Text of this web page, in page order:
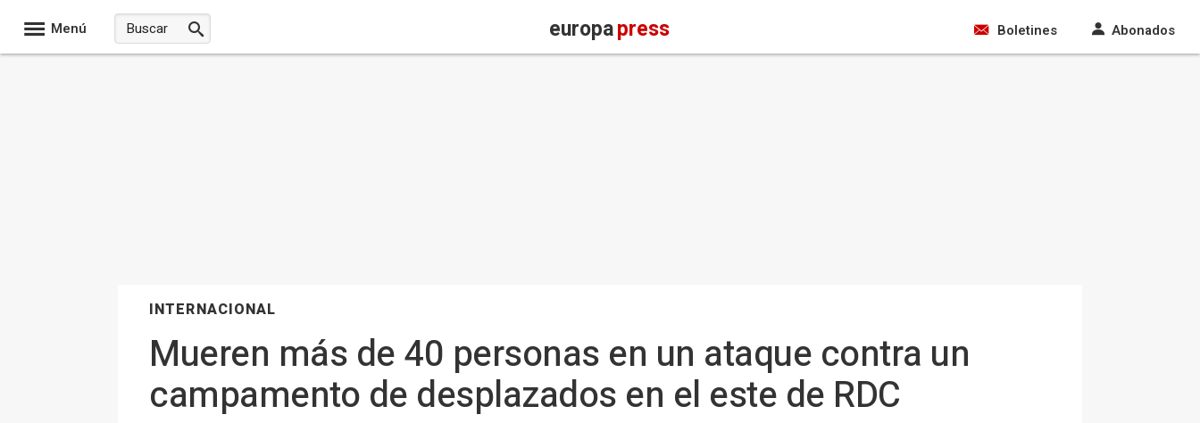
Menú europapress Boletines Abonados
INTERNACIONAL
Mueren más de 40 personas en un ataque contra un
campamento de desplazados en el este de RDC